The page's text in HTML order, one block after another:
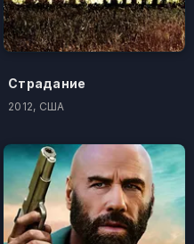
Страдание
2012, США